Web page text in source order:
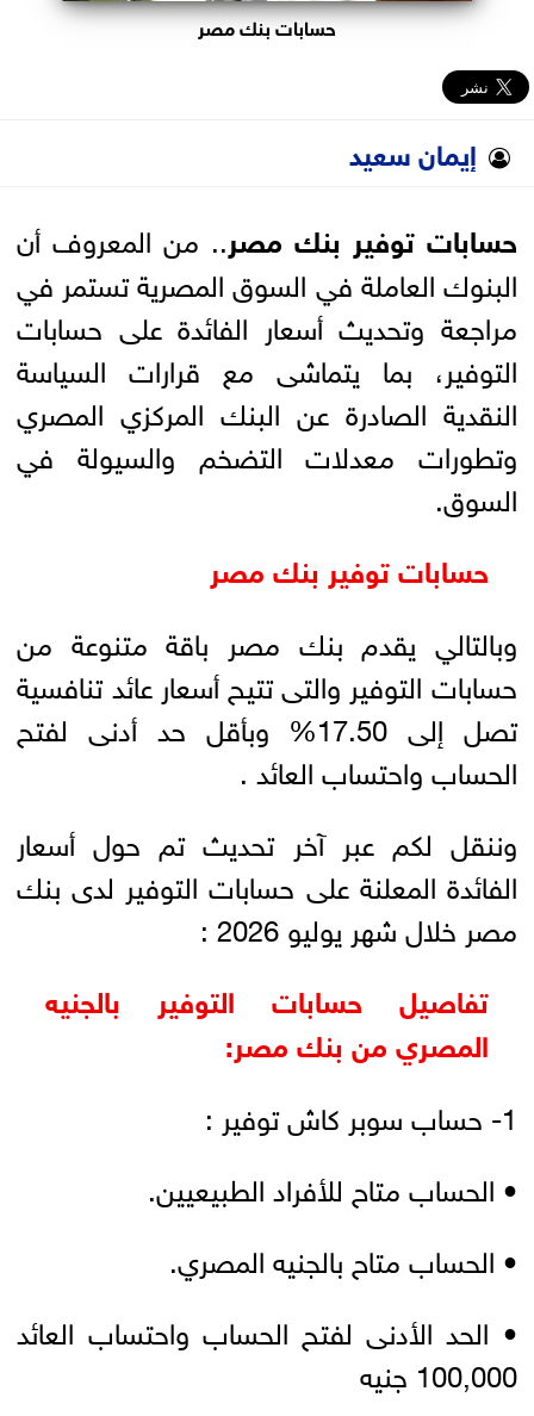
حسابات بنك مصر
إيمان سعيد
حسابات توفير بنك مصر.. من المعروف أن
البنوك العاملة في السوق المصرية تستمر في
مراجعة وتحديث أسعار الفائدة على حسابات
التوفير، بما يتماشى مع قرارات السياسة
النقدية الصادرة عن البنك المركزي المصري
وتطورات معدلات التضخم والسيولة في
السوق.
حسابات توفير بنك مصر
وبالتالي يقدم بنك مصر باقة متنوعة من
حسابات التوفير والتى تتيح أسعار عائد تنافسية
تصل إلى 17.50% وبأقل حد أدنى لفتح
الحساب واحتساب العائد .
وننقل لكم عبر آخر تحديث تم حول أسعار
الفائدة المعلنة على حسابات التوفير لدى بنك
مصر خلال شهر يوليو 2026 :
تفاصيل حسابات التوفير بالجنيه
المصري من بنك مصر:
1- حساب سوبر كاش توفير :
• الحساب متاح للأفراد الطبيعيين.
• الحساب متاح بالجنيه المصري.
• الحد الأدنى لفتح الحساب واحتساب العائد
100,000 جنيه